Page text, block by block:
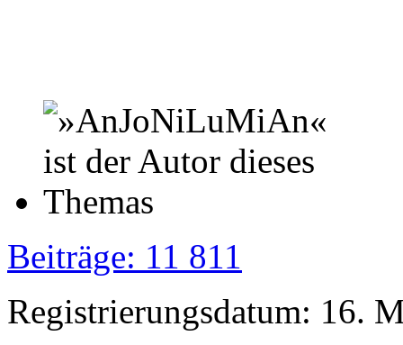
Beiträge: 11 811
Registrierungsdatum: 16.